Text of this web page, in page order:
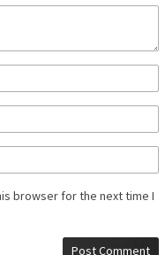
browser for the next time I